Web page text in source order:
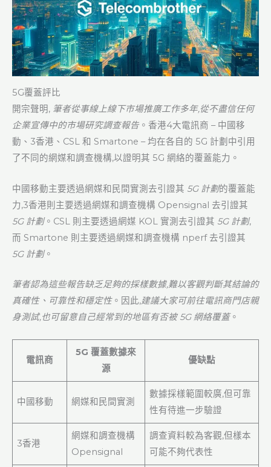
5G覆蓋評比
開宗聲明, 筆者從事線上線下市場推廣工作多年,從不盡信任何
企業宣傳中的市場研究調查報告。香港4大電訊商 – 中國移
動、3香港、CSL 和 Smartone – 均在各自的 5G 計劃中引用
了不同的網媒和調查機構,以證明其 5G 網絡的覆蓋能力。
中國移動主要透過網媒和民間實測去引證其 5G 計劃的覆蓋能
力,3香港則主要透過網媒和調查機構 Opensignal 去引證其
5G 計劃。CSL 則主要透過網媒 KOL 實測去引證其 5G 計劃,
而 Smartone 則主要透過網媒和調查機構 nperf 去引證其
5G 計劃。
筆者認為這些報告缺乏足夠的採樣數據,難以客觀判斷其結論的
真確性、可靠性和穩定性。因此,建議大家可前往電訊商門店親
身測試,也可留意自己經常到的地區有否被 5G 網絡覆蓋。
電訊商
5G 覆蓋數據來
源
優缺點
中國移動 網媒和民間實測
數據採樣範圍較廣,但可靠
性有待進一步驗證
3香港
網媒和調查機構
Opensignal
調查資料較為客觀,但樣本
可能不夠代表性